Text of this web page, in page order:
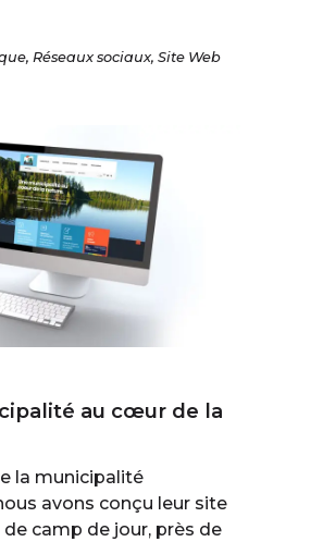
, Réseaux sociaux,Site Web
au cœur de la
la municipalité
avons conçu leur site
camp de jour, près de